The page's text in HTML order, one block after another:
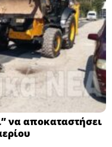
να αποκαταστήσει